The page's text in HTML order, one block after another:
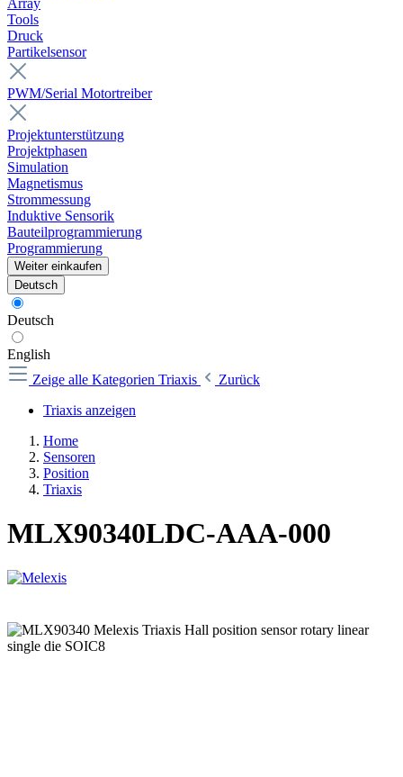
Array
Tools
Druck
Partikelsensor
PWM/Serial Motortreiber
Projektunterstützung
Projektphasen
Simulation
Magnetismus
Strommessung
Induktive Sensorik
Bauteilprogrammierung
Programmierung
Weiter einkaufen
Deutsch
Deutsch
English
Zeige alle Kategorien Triaxis
Zurück
Triaxis anzeigen
Home
Sensoren
Position
Triaxis
MLX90340LDC-AAA-000